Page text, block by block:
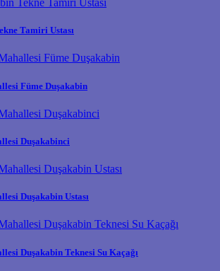
Tamiri Ustası
Füme Duşakabin
Duşakabinci
Duşakabin Ustası
Duşakabin Teknesi Su Kaçağı